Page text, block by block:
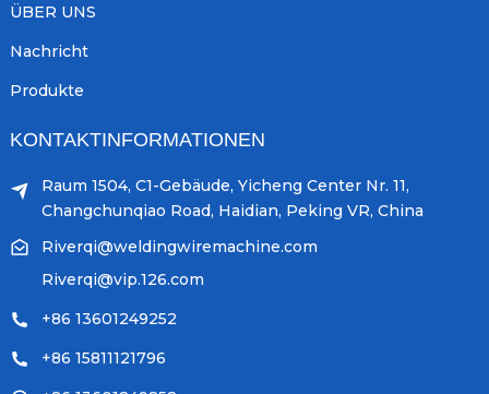
ÜBER UNS
Nachricht
Produkte
KONTAKTINFORMATIONEN
Raum 1504, C1-Gebäude, Yicheng Center Nr. 11,
Changchunqiao Road, Haidian, Peking VR, China
Riverqi@weldingwiremachine.com
Riverqi@vip.126.com
+86 13601249252
+86 15811121796